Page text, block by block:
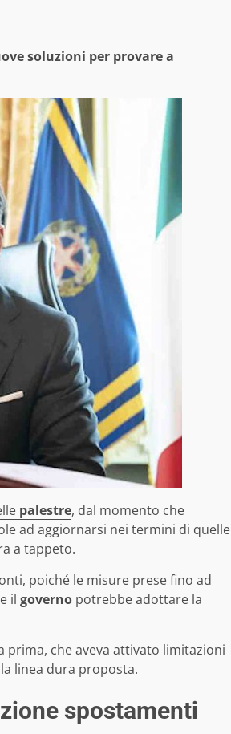
soluzioni per provare a
palestre, dal momento che
ad aggiornarsi nei termini di quelle
a tappeto.
poiché le misure prese fino ad
il governo potrebbe adottare la
prima, che aveva attivato limitazioni
linea dura proposta.
spostamenti